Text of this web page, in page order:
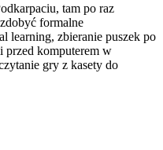
tam po raz
formalne
learning, zbieranie puszek po
przed komputerem w
gry z kasety do